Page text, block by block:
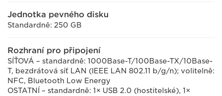
Jednotka pevného disku
Standardně: 250 GB
Rozhraní pro připojení
SÍŤOVÁ – standardně: 1000Base-T/100Base-TX/10Base-
T, bezdrátová síť LAN (IEEE LAN 802.11 b/g/n); volitelně:
NFC, Bluetooth Low Energy
OSTATNÍ – standardně: 1× USB 2.0 (hostitelské), 1×